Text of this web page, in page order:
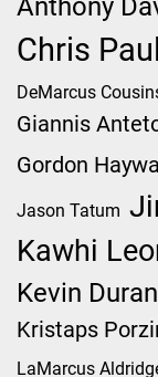
Anthony
Chris Paul
DeMarcus
Giannis
Gordon
Jason Tatum
Kawhi
Kevin
Kristaps
LaMarcus